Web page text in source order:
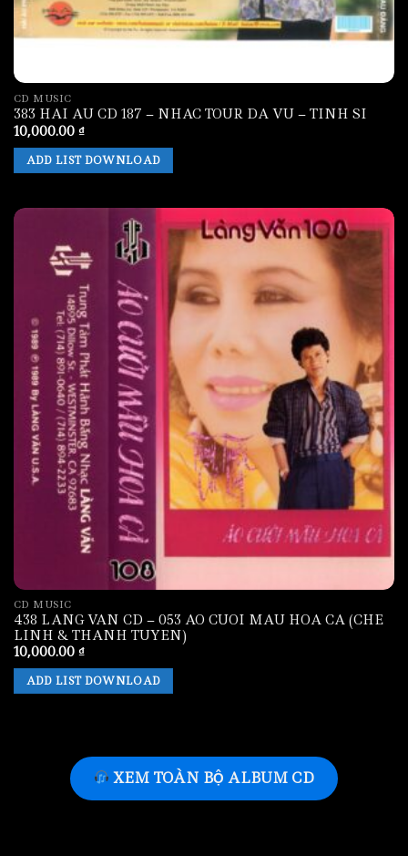
CD MUSIC
383 HAI AU CD 187 – NHAC TOUR DA VU – TINH SI
10,000.00 ₫
ADD LIST DOWNLOAD
CD MUSIC
438 LANG VAN CD – 053 AO CUOI MAU HOA CA (CHE
LINH & THANH TUYEN)
10,000.00 ₫
ADD LIST DOWNLOAD
XEM TOÀN BỘ ALBUM CD